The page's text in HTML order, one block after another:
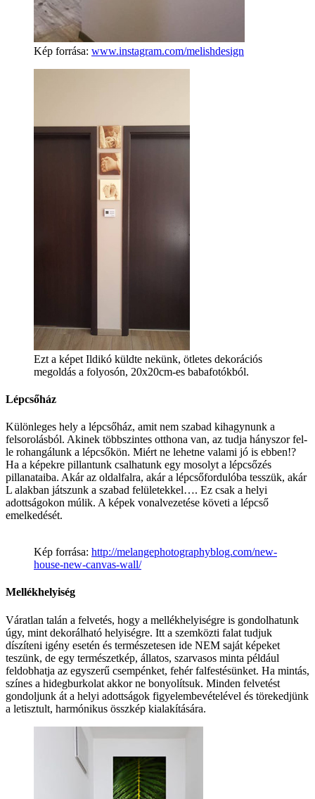
Kép forrása: www.instagram.com/melishdesign
Ezt a képet Ildikó küldte nekünk, ötletes dekorációs
megoldás a folyosón, 20x20cm-es babafotókból.
Lépcsőház
Különleges hely a lépcsőház, amit nem szabad kihagynunk a
felsorolásból. Akinek többszintes otthona van, az tudja hányszor fel-
le rohangálunk a lépcsőkön. Miért ne lehetne valami jó is ebben!?
Ha a képekre pillantunk csalhatunk egy mosolyt a lépcsőzés
pillanataiba. Akár az oldalfalra, akár a lépcsőfordulóba tesszük, akár
L alakban játszunk a szabad felületekkel…. Ez csak a helyi
adottságokon múlik. A képek vonalvezetése követi a lépcső
emelkedését.
Kép forrása: http://melangephotographyblog.com/new-
house-new-canvas-wall/
Mellékhelyiség
Váratlan talán a felvetés, hogy a mellékhelyiségre is gondolhatunk
úgy, mint dekorálható helyiségre. Itt a szemközti falat tudjuk
díszíteni igény esetén és természetesen ide NEM saját képeket
teszünk, de egy természetkép, állatos, szarvasos minta például
feldobhatja az egyszerű csempénket, fehér falfestésünket. Ha mintás,
színes a hidegburkolat akkor ne bonyolítsuk. Minden felvetést
gondoljunk át a helyi adottságok figyelembevételével és törekedjünk
a letisztult, harmónikus összkép kialakítására.